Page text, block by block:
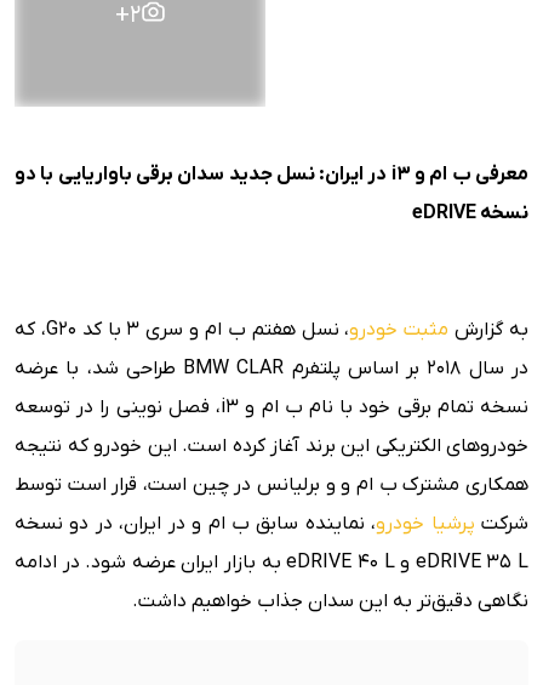
2+
معرفی ب ام و i3 در ایران: نسل جدید سدان برقی باواریایی با دو
نسخه eDRIVE
به گزارشمثبت خودرو
، نسل هفتم ب ام و سری ۳ با کد G20، که
در سال ۲۰۱۸ بر اساس پلتفرم BMW CLAR طراحی شد، با عرضه
نسخه تمام برقی خود با نام ب ام و i3، فصل نوینی را در توسعه
خودروهای الکتریکی این برند آغاز کرده است. این خودرو که نتیجه
همکاری مشترک ب ام و و برلیانس در چین است، قرار است توسط
شرکت پرشیا خودرو، نماینده سابق ب ام و در ایران، در دو نسخه
eDRIVE 35 L و eDRIVE 40 L به بازار ایران عرضه شود. در ادامه
نگاهی دقیق‌تر به این سدان جذاب خواهیم داشت.